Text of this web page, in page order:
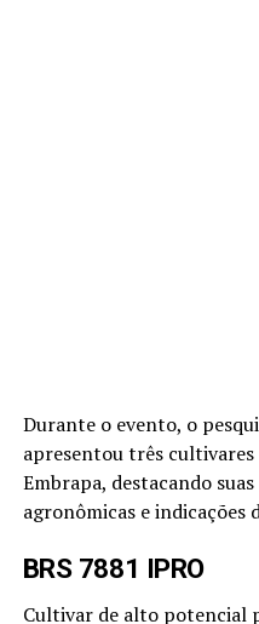
Durante o evento, o
apresentou três cultivares
Embrapa, destacando
agronômicas e indicações
BRS 7881 IPRO
Cultivar de alto potencial